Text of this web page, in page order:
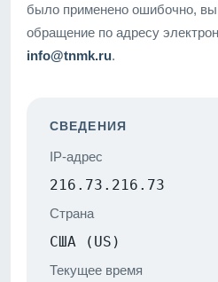
было применено ошибочно,
обращение по адресу
info@tnmk.ru.
СВЕДЕНИЯ
IP-адрес
216.73.216.73
Страна
США (US)
Текущее время